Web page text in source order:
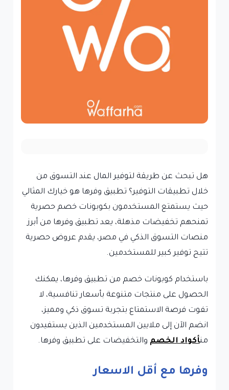
هل تبحث عن طريقة لتوفير المال عند التسوق من
خلال تطبيقات التوفير؟ تطبيق وفرها هو خيارك المثالي
حيث يستمتع المستخدمون بكوبونات خصم حصرية
تمنحهم تخفيضات مذهلة، يعد تطبيق وفرها من أبرز
منصات التسوق الذكي في مصر، يقدم عروض حصرية
تتيح توفير كبير للمستخدمين.
باستخدام كوبونات خصم من تطبيق وفرها، يمكنك
الحصول على منتجات متنوعة بأسعار تنافسية، لا
تفوت فرصة الاستمتاع بتجربة تسوق ذكي ومميز،
انضم الآن إلى ملايين المستخدمين الذين يستفيدون
منأكواد الخصم والتخفيضات على تطبيق وفرها.
وفرها مع أقل الاسعار